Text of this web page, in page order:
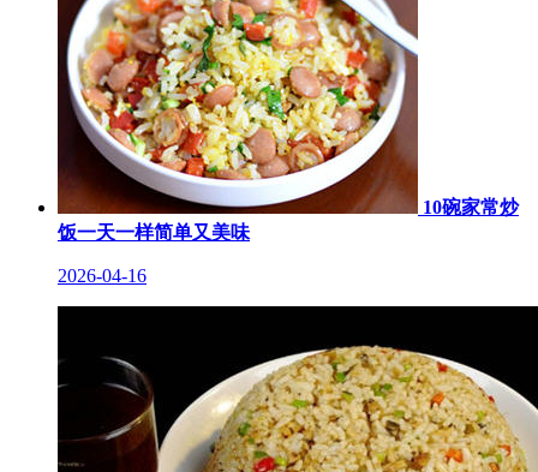
10碗家常炒
饭一天一样简单又美味
2026-04-16